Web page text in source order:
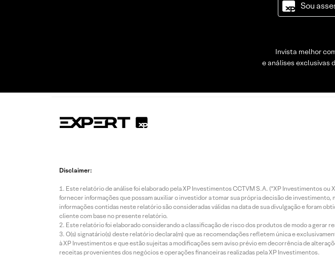
Sou
Invista melhor
e análises exclusivas
Disclaimer:
Este relatório de análise foi elaborado pela XP Investimentos CCTVM S.A. (“XP Investimentos
fornecer informações que possam auxiliar o investidor a tomar sua própria decisão de
informações contidas neste relatório são consideradas válidas na data de sua divulgação e foram
cliente com base no presente relatório.
Este relatório foi elaborado considerando a classificação de risco dos produtos de modo a gerar
O(s) signatário(s) deste relatório declara(m) que as recomendações refletem única e
à XP Investimentos e que estão sujeitas a modificações sem aviso prévio em decorrência de
receitas provenientes dos negócios e operações financeiras realizadas pela XP Investimentos.